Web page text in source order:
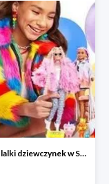
Ulubione lalki dziewczynek w Smyku do -45%